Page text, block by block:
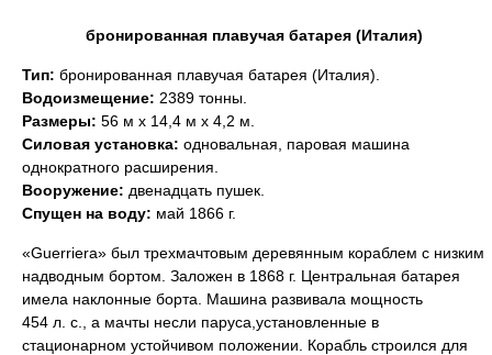
бронированная плавучая батарея (Италия)
Тип: бронированная плавучая батарея (Италия).
Водоизмещение: 2389 тонны.
Размеры: 56 м х 14,4 м х 4,2 м.
Силовая установка: одновальная, паровая машина
однократного расширения.
Вооружение: двенадцать пушек.
Спущен на воду: май 1866 г.
«Guerriera» был трехмачтовым деревянным кораблем с низким
надводным бортом. Заложен в 1868 г. Центральная батарея
имела наклонные борта. Машина развивала мощность
454 л. с., а мачты несли паруса,установленные в
стационарном устойчивом положении. Корабль строился для